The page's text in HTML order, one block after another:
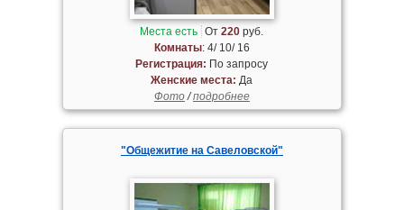
Места есть От220 руб.
Комнаты: 4/ 10/ 16
Регистрация: По запросу
Женские места: Да
Фото/подробнее
"Общежитие на Савеловской"